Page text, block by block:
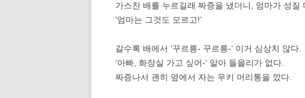
가스찬 배를 누르길래 짜증을 냈더니, 엄마가 성질
‘엄마는 그것도 모르고!’
갈수록 배에서 ‘꾸르릉- 꾸르릉-‘ 이거 심상치 않다.
‘아빠, 화장실 가고 싶어-‘ 알아 들을리가 없다.
짜증나서 괜히 옆에서 자는 우키 머리통을 깠다.